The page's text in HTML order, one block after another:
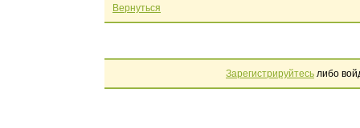
Вернуться
Зарегистрируйтесь либо